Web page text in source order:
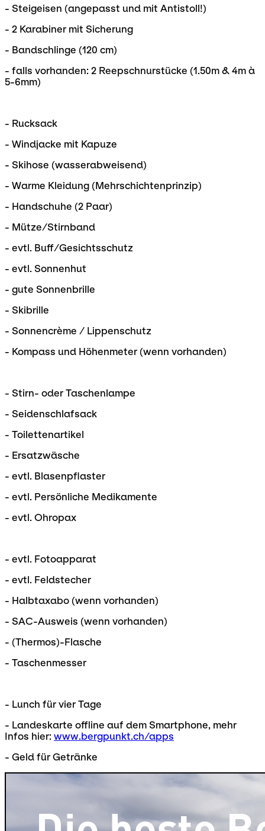
- Steigeisen (angepasst und mit Antistoll!)
- 2 Karabiner mit Sicherung
- Bandschlinge (120 cm)
- falls vorhanden: 2 Reepschnurstücke (1.50m & 4m à
5-6mm)
- Rucksack
- Windjacke mit Kapuze
- Skihose (wasserabweisend)
- Warme Kleidung (Mehrschichtenprinzip)
- Handschuhe (2 Paar)
- Mütze/Stirnband
- evtl. Buff/Gesichtsschutz
- evtl. Sonnenhut
- gute Sonnenbrille
- Skibrille
- Sonnencrème / Lippenschutz
- Kompass und Höhenmeter (wenn vorhanden)
- Stirn- oder Taschenlampe
- Seidenschlafsack
- Toilettenartikel
- Ersatzwäsche
- evtl. Blasenpflaster
- evtl. Persönliche Medikamente
- evtl. Ohropax
- evtl. Fotoapparat
- evtl. Feldstecher
- Halbtaxabo (wenn vorhanden)
- SAC-Ausweis (wenn vorhanden)
- (Thermos)-Flasche
- Taschenmesser
- Lunch für vier Tage
- Landeskarte offline auf dem Smartphone, mehr
Infos hier: www.bergpunkt.ch/apps
- Geld für Getränke